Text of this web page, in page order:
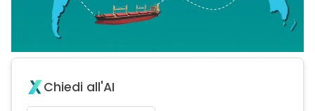
Chiedi all'AI